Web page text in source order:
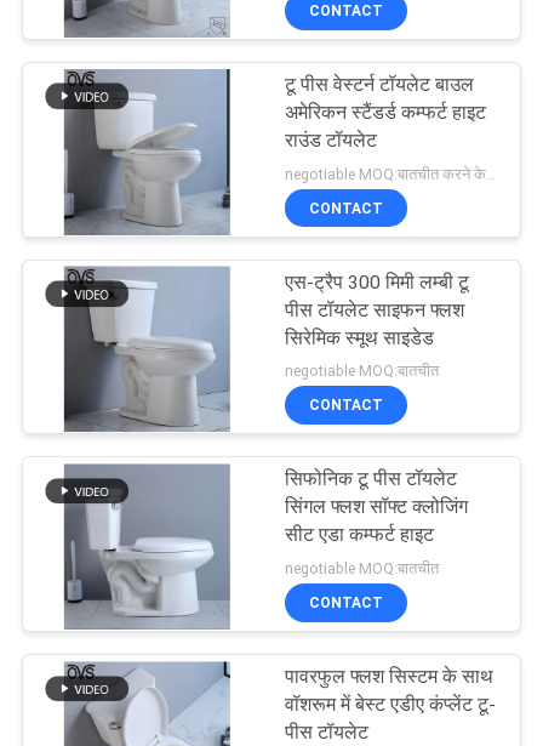
गुणवत्ता
नियंत्रण
संपर्क
समाचार
साइटमैप
PRIVACY
POLICY
एक टुकड़ा स्कर्ट वाला
शौचालय
20
डुअल फ्लश वन पीस
टॉयलेट
एक टुकड़ा लम्बा शौचालय
20
CONTACT
टू पीस वेस्टर्न टॉयलेट बाउल
अमेरिकन स्टैंडर्ड कम्फर्ट हाइट
राउंड टॉयलेट
CONTACT
एस-ट्रैप 300 मिमी लम्बी टू
पीस टॉयलेट साइफन फ्लश
सिरेमिक स्मूथ साइडेड
negotiable MOQ:बातचीत
CONTACT
सिफोनिक टू पीस टॉयलेट
सिंगल फ्लश सॉफ्ट क्लोजिंग
सीट एडा कम्फर्ट हाइट
negotiable MOQ:बातचीत
CONTACT
पावरफुल फ्लश सिस्टम के साथ
वॉशरूम में बेस्ट एडीए कंप्लेंट टू-
पीस टॉयलेट